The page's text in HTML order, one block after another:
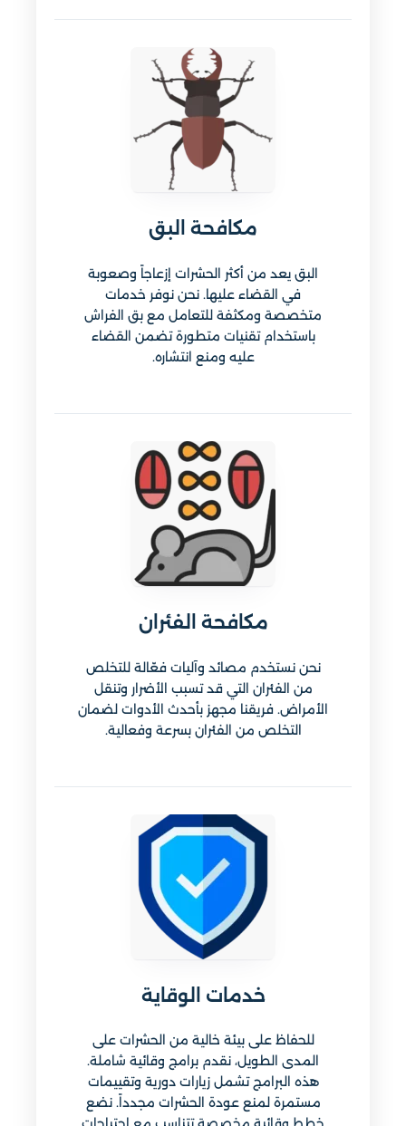
مكافحة البق
البق يعد من أكثر الحشرات إزعاجاً وصعوبة
في القضاء عليها. نحن نوفر خدمات
متخصصة ومكثفة للتعامل مع بق الفراش
باستخدام تقنيات متطورة تضمن القضاء
عليه ومنع انتشاره.
مكافحة الفئران
نحن نستخدم مصائد وآليات فعّالة للتخلص
من الفئران التي قد تسبب الأضرار وتنقل
الأمراض. فريقنا مجهز بأحدث الأدوات لضمان
التخلص من الفئران بسرعة وفعالية.
خدمات الوقاية
للحفاظ على بيئة خالية من الحشرات على
المدى الطويل، نقدم برامج وقائية شاملة.
هذه البرامج تشمل زيارات دورية وتقييمات
مستمرة لمنع عودة الحشرات مجدداً. نضع